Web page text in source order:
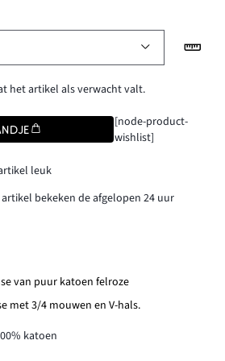
het artikel als verwacht valt.
[node-product-
wishlist]
leuk
bekeken de afgelopen 24 uur
van puur katoen felroze
met 3/4 mouwen en V-hals.
katoen